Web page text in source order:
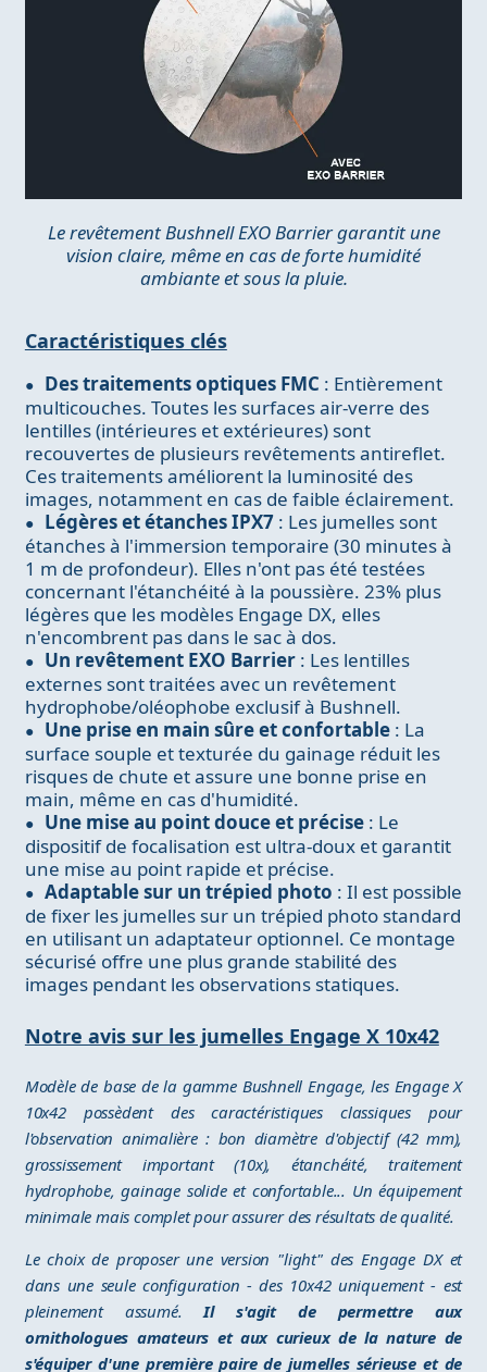
Le revêtement Bushnell EXO Barrier garantit une
vision claire, même en cas de forte humidité
ambiante et sous la pluie.
Caractéristiques clés
Des traitements optiques FMC : Entièrement
multicouches. Toutes les surfaces air-verre des
lentilles (intérieures et extérieures) sont
recouvertes de plusieurs revêtements antireflet.
Ces traitements améliorent la luminosité des
images, notamment en cas de faible éclairement.
Légères et étanches IPX7: Les jumelles sont
étanches à l'immersion temporaire (30 minutes à
1 m de profondeur). Elles n'ont pas été testées
concernant l'étanchéité à la poussière. 23% plus
légères que les modèles Engage DX, elles
n'encombrent pas dans le sac à dos.
Un revêtement EXO Barrier: Les lentilles
externes sont traitées avec un revêtement
hydrophobe/oléophobe exclusif à Bushnell.
Une prise en main sûre et confortable: La
surface souple et texturée du gainage réduit les
risques de chute et assure une bonne prise en
main, même en cas d'humidité.
Une mise au point douce et précise: Le
dispositif de focalisation est ultra-doux et garantit
une mise au point rapide et précise.
Adaptable sur un trépied photo : Il est possible
de fixer les jumelles sur un trépied photo standard
en utilisant un adaptateur optionnel. Ce montage
sécurisé offre une plus grande stabilité des
images pendant les observations statiques.
Notre avis sur les jumelles Engage X 10x42
Modèle de base de la gamme Bushnell Engage, les Engage X
10x42 possèdent des caractéristiques classiques pour
l'observation animalière : bon diamètre d'objectif (42 mm),
grossissement important (10x), étanchéité, traitement
hydrophobe, gainage solide et confortable... Un équipement
minimale mais complet pour assurer des résultats de qualité.
Le choix de proposer une version "light" des Engage DX et
dans une seule configuration - des 10x42 uniquement - est
pleinement assumé.Il s'agit de permettre aux
ornithologues amateurs et aux curieux de la nature de
s'équiper d'une première paire de jumelles sérieuse et de